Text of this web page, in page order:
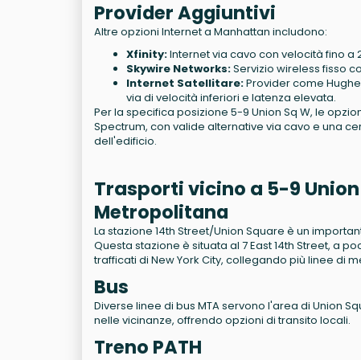
Provider Aggiuntivi
Altre opzioni Internet a Manhattan includono:
Xfinity:Internet via cavo con velocità fino a
Skywire Networks:Servizio wireless fisso
Internet Satellitare:Provider come
via di velocità inferiori e latenza elevata.
Per la specifica posizione 5-9 Union Sq W, le
Spectrum, con valide alternative via cavo e una
dell'edificio.
Trasporti vicino a 5-9
Metropolitana
La stazione 14th Street/Union Square è un
Questa stazione è situata al 7 East 14th Street, a
trafficati di New York City, collegando più linee di
Bus
Diverse linee di bus MTA servono l'area di Union
nelle vicinanze, offrendo opzioni di transito locali.
Treno PATH